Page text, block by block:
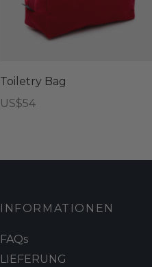
Toiletry Bag
US$54
INFORMATIONEN
FAQs
LIEFERUNG